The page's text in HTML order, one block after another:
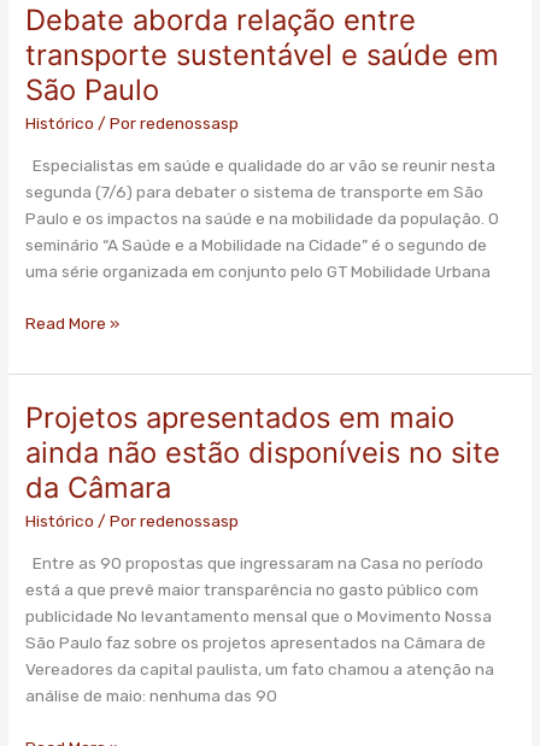
Debate aborda relação entre
transporte sustentável e saúde em
São Paulo
Histórico / Porredenossasp
Especialistas em saúde e qualidade do ar vão se reunir nesta
segunda (7/6) para debater o sistema de transporte em São
Paulo e os impactos na saúde e na mobilidade da população. O
seminário “A Saúde e a Mobilidade na Cidade” é o segundo de
uma série organizada em conjunto pelo GT Mobilidade Urbana
Debate
relação
entre
transporte
e
saúde
em
São
Paulo
Read More »
Projetos apresentados em maio
ainda não estão disponíveis no site
da Câmara
Histórico / Porredenossasp
Entre as 90 propostas que ingressaram na Casa no período
está a que prevê maior transparência no gasto público com
publicidade No levantamento mensal que o Movimento Nossa
São Paulo faz sobre os projetos apresentados na Câmara de
Vereadores da capital paulista, um fato chamou a atenção na
análise de maio: nenhuma das 90
Projetos
apresentados
em
maio
ainda
estão
disponíveis
no
site
da
Câmara